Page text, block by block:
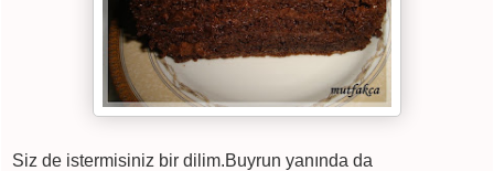
Siz de istermisiniz bir dilim.Buyrun yanında da